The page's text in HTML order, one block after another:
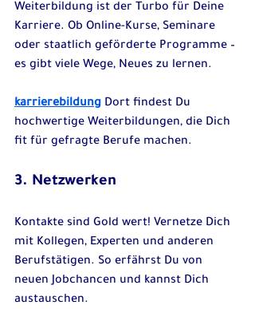
Weiterbildung ist der Turbo für Deine
Karriere. Ob Online-Kurse, Seminare
oder staatlich geförderte Programme –
es gibt viele Wege, Neues zu lernen.
karrierebildung Dort findest Du
hochwertige Weiterbildungen, die Dich
fit für gefragte Berufe machen.
3. Netzwerken
Kontakte sind Gold wert! Vernetze Dich
mit Kollegen, Experten und anderen
Berufstätigen. So erfährst Du von
neuen Jobchancen und kannst Dich
austauschen.